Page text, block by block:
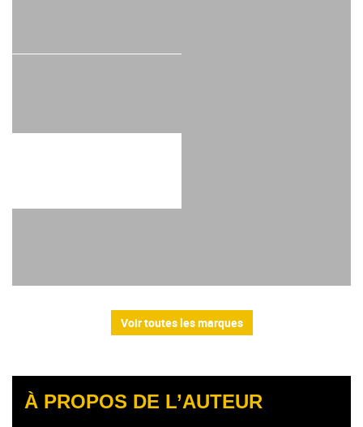
Voir toutes les marques
À PROPOS DE L’AUTEUR